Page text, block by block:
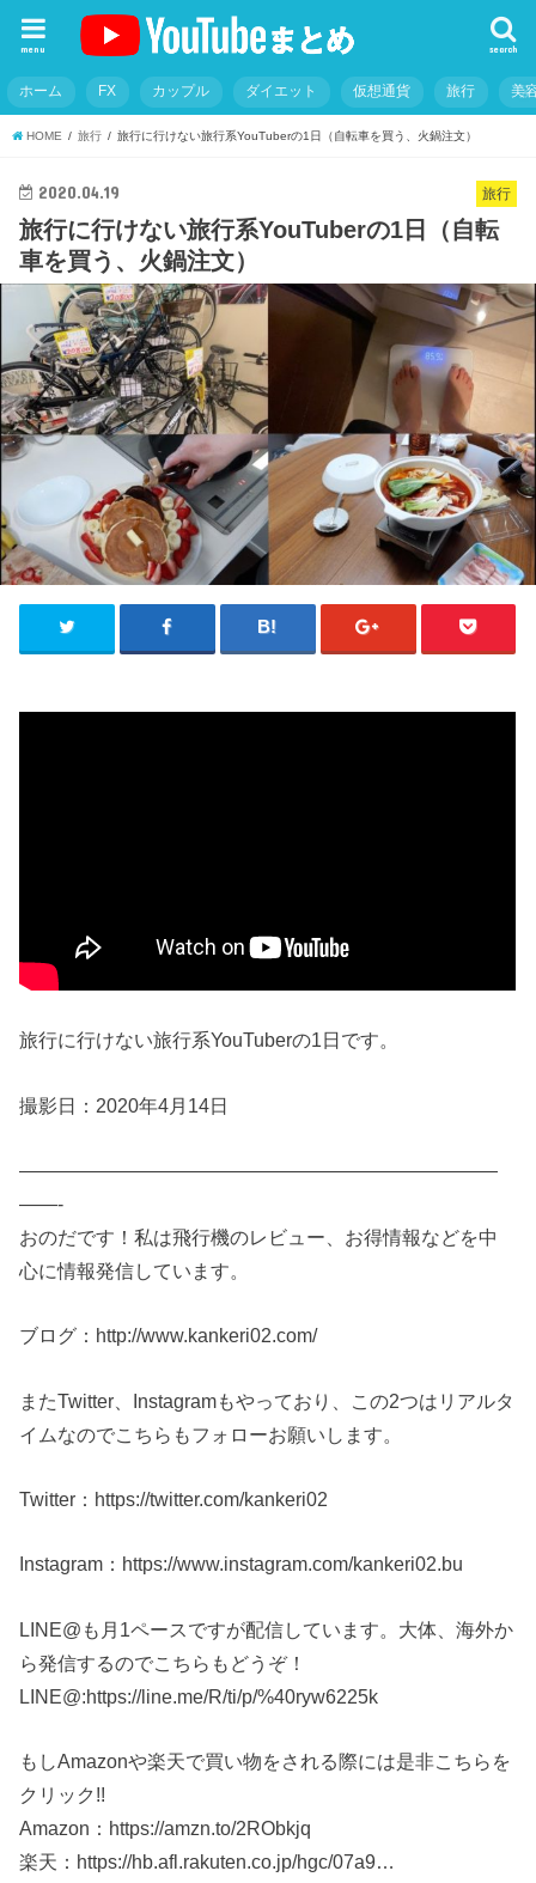
search
menu
ホーム FX カップル ダイエット 仮想通貨 旅行 美
HOME 旅行 旅行に行けない旅行系YouTuberの1日（自転車を買う、火鍋注文）
旅行
2020.04.19
旅行に行けない旅行系YouTuberの1日（自転
車を買う、火鍋注文）
旅行に行けない旅行系YouTuberの1日です。
撮影日：2020年4月14日
—————————————————————————
——-
おのだです！私は飛行機のレビュー、お得情報などを中
心に情報発信しています。
ブログ：http://www.kankeri02.com/
またTwitter、Instagramもやっており、この2つはリアルタ
イムなのでこちらもフォローお願いします。
Twitter：https://twitter.com/kankeri02
Instagram：https://www.instagram.com/kankeri02.bu
LINE@も月1ペースですが配信しています。大体、海外か
ら発信するのでこちらもどうぞ！
LINE@:https://line.me/R/ti/p/%40ryw6225k
もしAmazonや楽天で買い物をされる際には是非こちらを
クリック!!
Amazon：https://amzn.to/2RObkjq
楽天：https://hb.afl.rakuten.co.jp/hgc/07a9…